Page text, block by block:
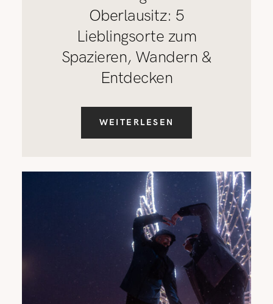
Oberlausitz: 5
Lieblingsorte zum
Spazieren, Wandern &
Entdecken
WEITERLESEN